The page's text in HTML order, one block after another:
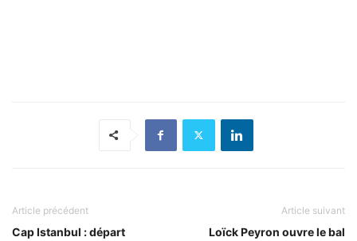
Article précédent
Cap Istanbul : départ
Article suivant
Loïck Peyron ouvre le bal